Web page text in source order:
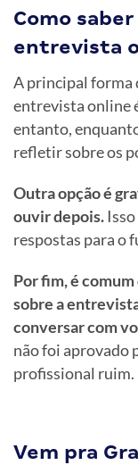
Como
entrevista
A principal forma
entrevista online
entanto,
refletir sobre os
Outra opção é
ouvir depois.
respostas para o
Por fim, é
sobre a
conversar com
não foi aprovado
profissional ruim.
Vem pra